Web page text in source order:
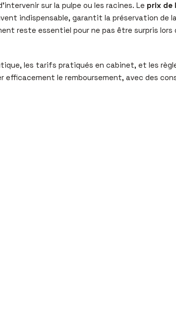
sur la pulpe ou les racines. Le prix de
indispensable, garantit la préservation
reste essentiel pour ne pas être surpris lors
les tarifs pratiqués en cabinet, et les
le remboursement, avec des